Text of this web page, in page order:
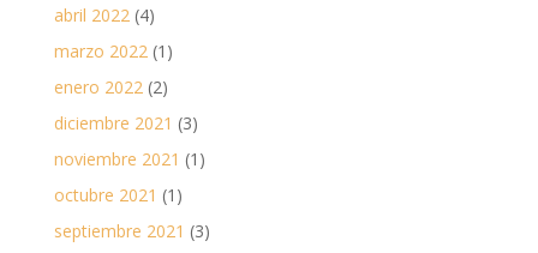
abril 2022(4)
marzo 2022(1)
enero 2022(2)
diciembre 2021 (3)
noviembre 2021 (1)
octubre 2021 (1)
septiembre 2021 (3)